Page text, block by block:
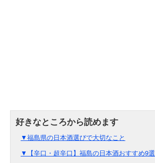
▼福島県の日本酒選びで大切なこと
▼【辛口・超辛口】福島の日本酒おすすめ9選